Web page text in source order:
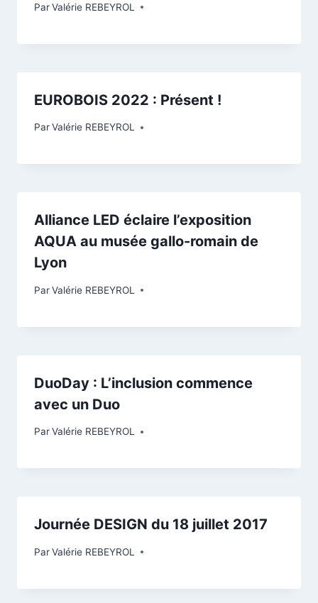
ParValérie REBEYROL
EUROBOIS 2022 : Présent !
ParValérie REBEYROL
Alliance LED éclaire l’exposition
AQUA au musée gallo-romain de
Lyon
ParValérie REBEYROL
DuoDay : L’inclusion commence
avec un Duo
ParValérie REBEYROL
Journée DESIGN du 18 juillet 2017
ParValérie REBEYROL